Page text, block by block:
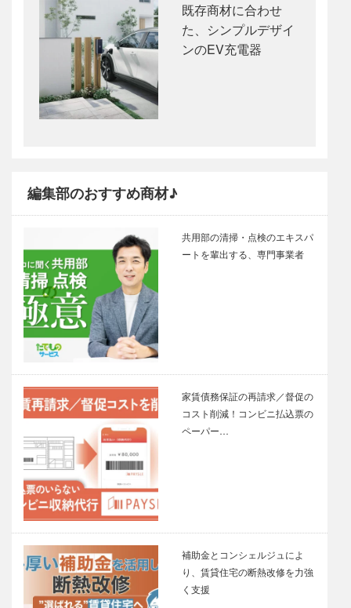
既存商材に合わせ
た、シンプルデザイ
ンのEV充電器
編集部のおすすめ商材♪
共用部の清掃・点検のエキスパ
ートを輩出する、専門事業者
家賃債務保証の再請求／督促の
コスト削減！コンビニ払込票の
ペーパー…
補助金とコンシェルジュによ
り、賃貸住宅の断熱改修を力強
く支援